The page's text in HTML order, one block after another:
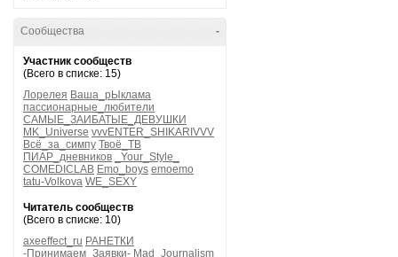
-
Сообщества
Участник сообществ
(Всего в списке: 15)
Лорелея Ваша_рЫклама
пассионарные_любители
САМЫЕ_ЗАИБАТЫЕ_ДЕВУШКИ
MK_Universe vvvENTER_SHIKARIVVV
Всё_за_симпу Твоё_ТВ
ПИАР_дневников
_Your_Style_
COMEDICLAB Emo_boys emoemo
tatu-Volkova WE_SEXY
Читатель сообществ
(Всего в списке: 10)
axeeffect_ru РАНЕТКИ
-Принимаем_Заявки- Mad_Journalism